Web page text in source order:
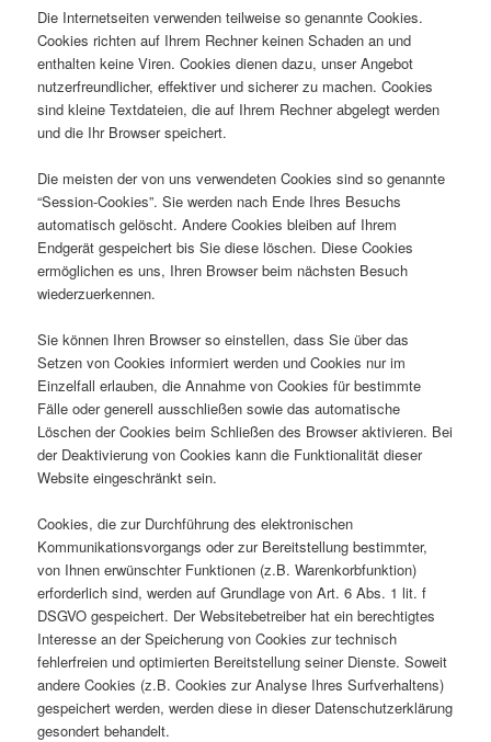
Die Internetseiten verwenden teilweise so genannte Cookies.
Cookies richten auf Ihrem Rechner keinen Schaden an und
enthalten keine Viren. Cookies dienen dazu, unser Angebot
nutzerfreundlicher, effektiver und sicherer zu machen. Cookies
sind kleine Textdateien, die auf Ihrem Rechner abgelegt werden
und die Ihr Browser speichert.
Die meisten der von uns verwendeten Cookies sind so genannte
“Session-Cookies”. Sie werden nach Ende Ihres Besuchs
automatisch gelöscht. Andere Cookies bleiben auf Ihrem
Endgerät gespeichert bis Sie diese löschen. Diese Cookies
ermöglichen es uns, Ihren Browser beim nächsten Besuch
wiederzuerkennen.
Sie können Ihren Browser so einstellen, dass Sie über das
Setzen von Cookies informiert werden und Cookies nur im
Einzelfall erlauben, die Annahme von Cookies für bestimmte
Fälle oder generell ausschließen sowie das automatische
Löschen der Cookies beim Schließen des Browser aktivieren. Bei
der Deaktivierung von Cookies kann die Funktionalität dieser
Website eingeschränkt sein.
Cookies, die zur Durchführung des elektronischen
Kommunikationsvorgangs oder zur Bereitstellung bestimmter,
von Ihnen erwünschter Funktionen (z.B. Warenkorbfunktion)
erforderlich sind, werden auf Grundlage von Art. 6 Abs. 1 lit. f
DSGVO gespeichert. Der Websitebetreiber hat ein berechtigtes
Interesse an der Speicherung von Cookies zur technisch
fehlerfreien und optimierten Bereitstellung seiner Dienste. Soweit
andere Cookies (z.B. Cookies zur Analyse Ihres Surfverhaltens)
gespeichert werden, werden diese in dieser Datenschutzerklärung
gesondert behandelt.